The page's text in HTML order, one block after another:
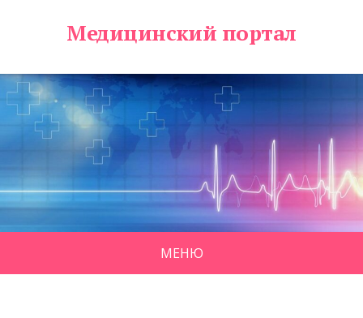
Медицинский портал
МЕНЮ